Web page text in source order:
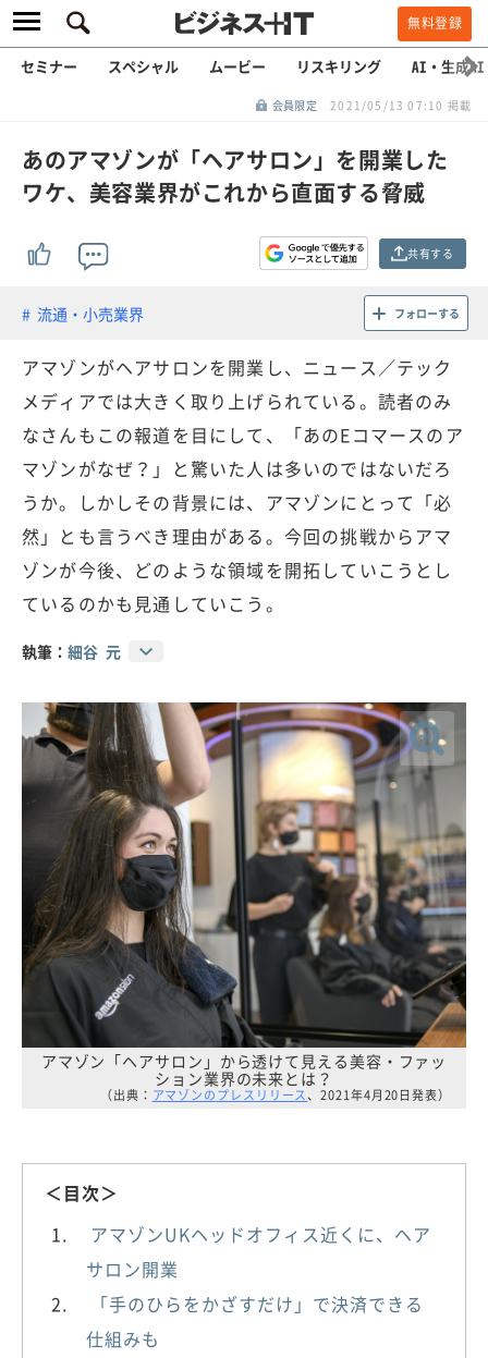
無料登録
セミナー スペシャル ムービー リスキリング AI・生成AI
会員限定 2021/05/13 07:10 掲載
あのアマゾンが「ヘアサロン」を開業した
ワケ、美容業界がこれから直面する脅威
共有する
流通・小売業界 フォローする
アマゾンがヘアサロンを開業し、ニュース／テック
メディアでは大きく取り上げられている。読者のみ
なさんもこの報道を目にして、「あのEコマースのア
マゾンがなぜ？」と驚いた人は多いのではないだろ
うか。しかしその背景には、アマゾンにとって「必
然」とも言うべき理由がある。今回の挑戦からアマ
ゾンが今後、どのような領域を開拓していこうとし
ているのかも見通していこう。
執筆： 細谷 元
アマゾン「ヘアサロン」から透けて見える美容・ファッ
ション業界の未来とは？
（出典： アマゾンのプレスリリース、2021年4月20日発表）
＜目次＞
アマゾンUKヘッドオフィス近くに、ヘア
サロン開業
「手のひらをかざすだけ」で決済できる
仕組みも